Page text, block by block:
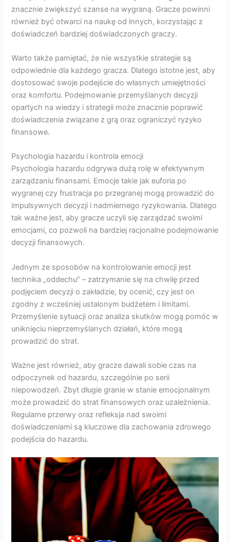
znacznie zwiększyć szanse na wygraną. Gracze powinni
również być otwarci na naukę od innych, korzystając z
doświadczeń bardziej doświadczonych graczy.
Warto także pamiętać, że nie wszystkie strategie są
odpowiednie dla każdego gracza. Dlatego istotne jest, aby
dostosować swoje podejście do własnych umiejętności
oraz komfortu. Podejmowanie przemyślanych decyzji
opartych na wiedzy i strategii może znacznie poprawić
doświadczenia związane z grą oraz ograniczyć ryzyko
finansowe.
Psychologia hazardu i kontrola emocji
Psychologia hazardu odgrywa dużą rolę w efektywnym
zarządzaniu finansami. Emocje takie jak euforia po
wygranej czy frustracja po przegranej mogą prowadzić do
impulsywnych decyzji i nadmiernego ryzykowania. Dlatego
tak ważne jest, aby gracze uczyli się zarządzać swoimi
emocjami, co pozwoli na bardziej racjonalne podejmowanie
decyzji finansowych.
Jednym ze sposobów na kontrolowanie emocji jest
technika „oddechu” – zatrzymanie się na chwilę przed
podjęciem decyzji o zakładzie, by ocenić, czy jest on
zgodny z wcześniej ustalonym budżetem i limitami.
Przemyślenie sytuacji oraz analiza skutków mogą pomóc w
uniknięciu nieprzemyślanych działań, które mogą
prowadzić do strat.
Ważne jest również, aby gracze dawali sobie czas na
odpoczynek od hazardu, szczególnie po serii
niepowodzeń. Zbyt długie granie w stanie emocjonalnym
może prowadzić do strat finansowych oraz uzależnienia.
Regularne przerwy oraz refleksja nad swoimi
doświadczeniami są kluczowe dla zachowania zdrowego
podejścia do hazardu.